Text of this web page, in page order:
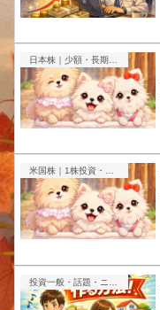
日本株｜少額・長期投資
米国株｜1株投資・成長株